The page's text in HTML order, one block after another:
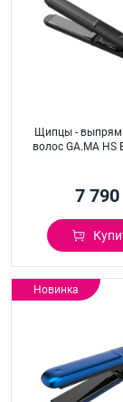
Щипцы -
волос GA.MA HS
7 790
Новинка